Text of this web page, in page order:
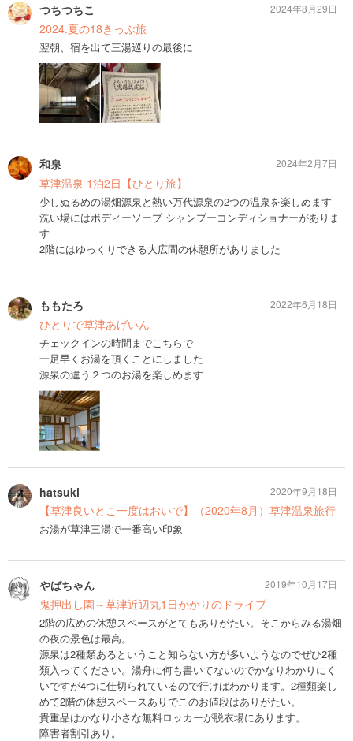
つちつちこ
2024.夏の18きっぷ旅
翌朝、宿を出て三湯巡りの最後に
2024年8月29日
和泉
草津温泉 1泊2日【ひとり旅】
少しぬるめの湯畑源泉と熱い万代源泉の2つの温泉を楽しめます
洗い場にはボディーソープ シャンプーコンディショナーがありま
す
2階にはゆっくりできる大広間の休憩所がありました
2024年2月7日
ももたろ
ひとりで草津あげいん
チェックインの時間までこちらで
一足早くお湯を頂くことにしました
源泉の違う２つのお湯を楽しめます
2022年6月18日
hatsuki
【草津良いとこ一度はおいで】（2020年8月）草津温泉旅行
お湯が草津三湯で一番高い印象
2020年9月18日
やばちゃん
鬼押出し園～草津近辺丸1日がかりのドライブ
2階の広めの休憩スペースがとてもありがたい。そこからみる湯畑
の夜の景色は最高。
源泉は2種類あるということ知らない方が多いようなのでぜひ2種
類入ってください。湯舟に何も書いてないのでかなりわかりにく
いですが4つに仕切られているので行けばわかります。2種類楽し
めて2階の休憩スペースありでこのお値段はありがたい。
貴重品はかなり小さな無料ロッカーが脱衣場にあります。
障害者割引あり。
2019年10月17日